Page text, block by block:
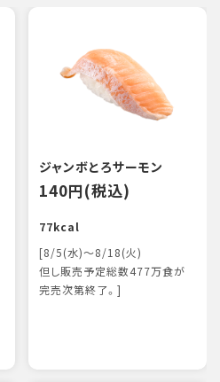
ジャンボとろサーモン
140円(税込)
77kcal
[8/5(水)～8/18(火)
但し販売予定総数477万食が
完売次第終了。]